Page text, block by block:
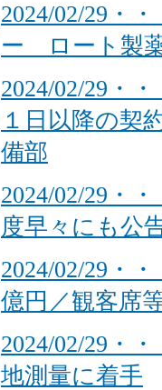
2024/02/29・
ー ロート製
2024/02/29・
１日以降の契
備部
2024/02/29・
度早々にも公
2024/02/29・
億円／観客席
2024/02/29・
地測量に着手